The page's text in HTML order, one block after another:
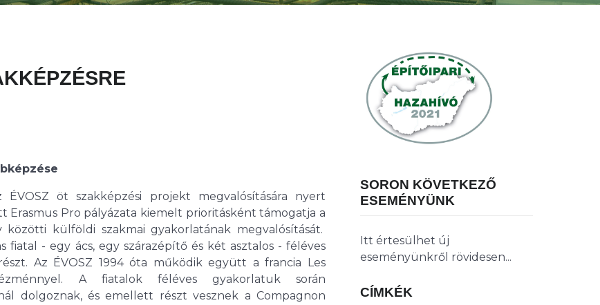
öt szakképzési projekt megvalósítására nyert
Pro pályázata kiemelt prioritásként támogatja a
külföldi szakmai gyakorlatának megvalósítását.
- egy ács, egy szárazépítő és két asztalos - féléves
Az ÉVOSZ 1994 óta működik együtt a francia Les
A fiatalok féléves gyakorlatuk során
dolgoznak, és emellett részt vesznek a Compagnon
SORON KÖVETKEZŐ
ESEMÉNYÜNK
Itt értesülhet új
eseményünkről rövidesen...
CÍMKÉK